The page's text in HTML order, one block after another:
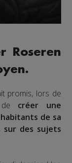
Roseren
promis, lors de
de créer une
de sa
sur des sujets